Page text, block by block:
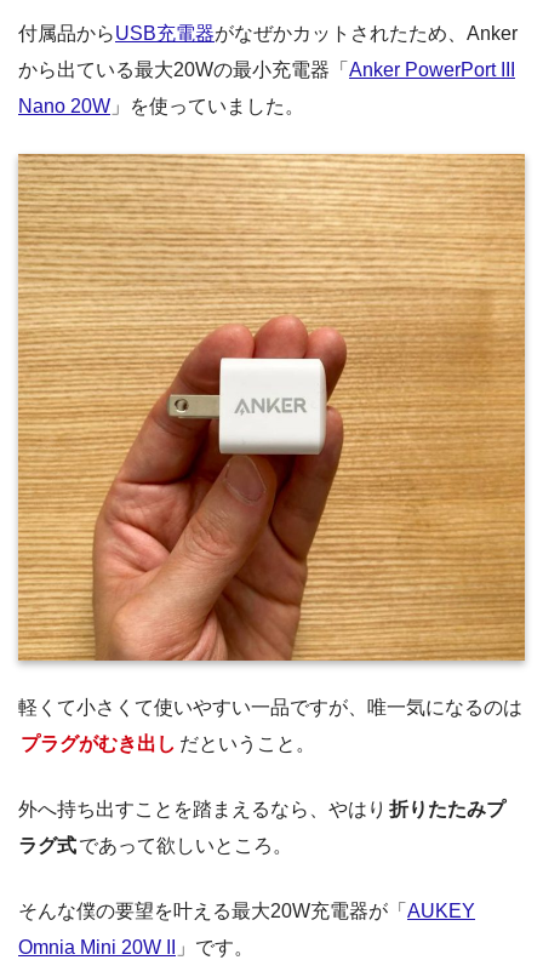
付属品からUSB充電器がなぜかカットされたため、Anker
から出ている最大20Wの最小充電器「 Anker PowerPort III
Nano 20W 」を使っていました。
軽くて小さくて使いやすい一品ですが、唯一気になるのは
プラグがむき出し だということ。
外へ持ち出すことを踏まえるなら、やはり 折りたたみプ
ラグ式であって欲しいところ。
そんな僕の要望を叶える最大20W充電器が「 AUKEY
Omnia Mini 20W II
」です。